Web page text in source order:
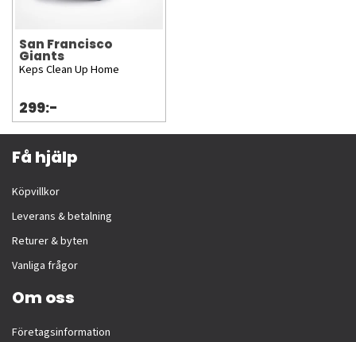
San Francisco
Giants
Keps Clean Up Home
299:-
Få hjälp
Köpvillkor
Leverans & betalning
Returer & byten
Vanliga frågor
Om oss
Företagsinformation